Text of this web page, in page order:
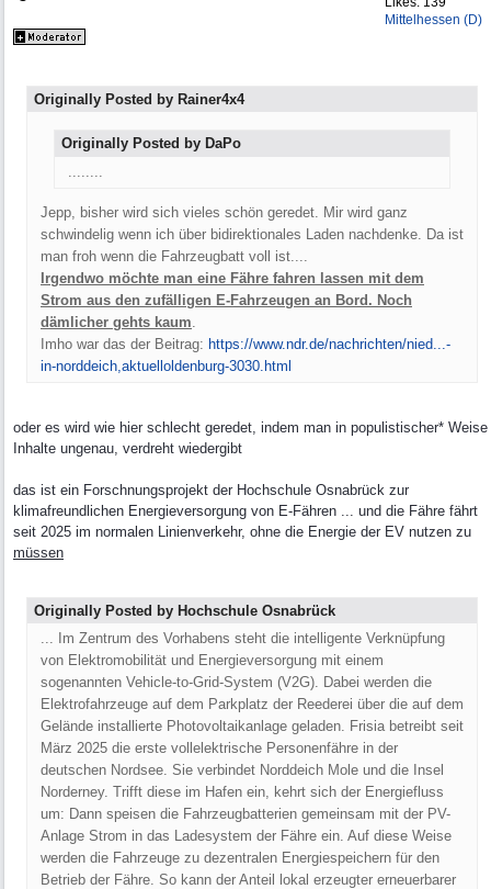
Mittelhessen (D)
Originally Posted by Rainer4x4
Originally Posted by DaPo
........
Jepp, bisher wird sich vieles schön geredet. Mir wird ganz
schwindelig wenn ich über bidirektionales Laden nachdenke. Da ist
man froh wenn die Fahrzeugbatt voll ist....
Irgendwo möchte man eine Fähre fahren lassen mit dem
Strom aus den zufälligen E-Fahrzeugen an Bord. Noch
dämlicher gehts kaum.
Imho war das der Beitrag: https://www.ndr.de/nachrichten/nied...-
in-norddeich,aktuelloldenburg-3030.html
oder es wird wie hier schlecht geredet, indem man in populistischer* Weise
Inhalte ungenau, verdreht wiedergibt
das ist ein Forschnungsprojekt der Hochschule Osnabrück zur
klimafreundlichen Energieversorgung von E-Fähren ... und die Fähre fährt
seit 2025 im normalen Linienverkehr, ohne die Energie der EV nutzen zu
müssen
Originally Posted by Hochschule Osnabrück
... Im Zentrum des Vorhabens steht die intelligente Verknüpfung
von Elektromobilität und Energieversorgung mit einem
sogenannten Vehicle-to-Grid-System (V2G). Dabei werden die
Elektrofahrzeuge auf dem Parkplatz der Reederei über die auf dem
Gelände installierte Photovoltaikanlage geladen. Frisia betreibt seit
März 2025 die erste vollelektrische Personenfähre in der
deutschen Nordsee. Sie verbindet Norddeich Mole und die Insel
Norderney. Trifft diese im Hafen ein, kehrt sich der Energiefluss
um: Dann speisen die Fahrzeugbatterien gemeinsam mit der PV-
Anlage Strom in das Ladesystem der Fähre ein. Auf diese Weise
werden die Fahrzeuge zu dezentralen Energiespeichern für den
Betrieb der Fähre. So kann der Anteil lokal erzeugter erneuerbarer